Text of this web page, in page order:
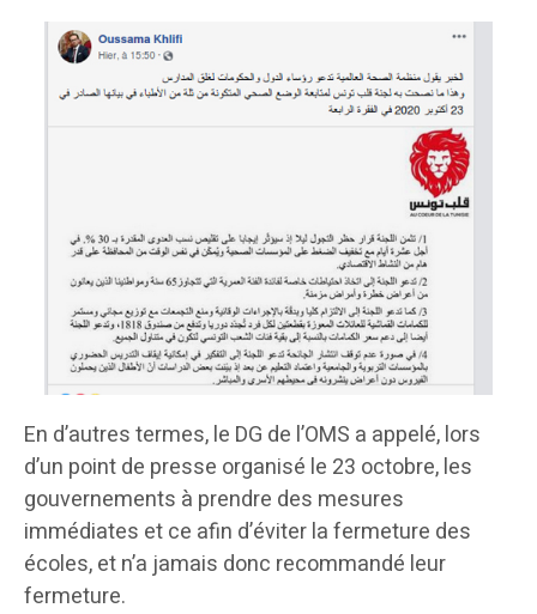
En d’autres termes, le DG de l’OMS a appelé, lors
d’un point de presse organisé le 23 octobre, les
gouvernements à prendre des mesures
immédiates et ce afin d’éviter la fermeture des
écoles, et n’a jamais donc recommandé leur
fermeture.